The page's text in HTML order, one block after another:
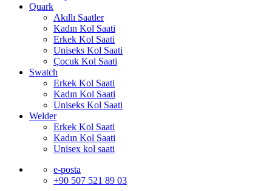
Quark
Akıllı Saatler
Kadın Kol Saati
Erkek Kol Saati
Uniseks Kol Saati
Çocuk Kol Saati
Swatch
Erkek Kol Saati
Kadın Kol Saati
Uniseks Kol Saati
Welder
Erkek Kol Saati
Kadın Kol Saati
Unisex kol saati
e-posta
+90 507 521 89 03